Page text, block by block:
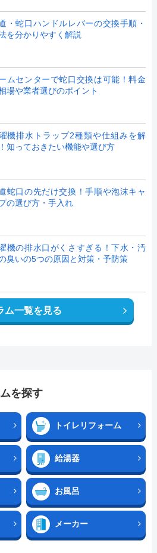
・蛇口ハンドルレバーの交換手順・
を分かりやすく解説
ムセンターで蛇口交換は可能！料金
場や業者選びのポイント
機排水トラップ2種類や仕組みを解
知っておきたい機能や選び方
蛇口の先だけ交換！手順や泡沫キャ
の選び方・手入れ
機の排水口がくさすぎる！下水・汚
臭いの5つの原因と対策・予防策
ム一覧を見る
を探す
トイレリフォーム
給湯器
お風呂
メーカー